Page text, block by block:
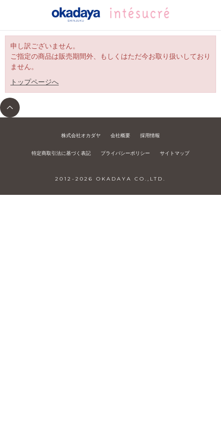
申し訳ございません。
ご指定の商品は販売期間外、もしくはただ今お取り扱いしており
ません。
トップページへ
株式会社オカダヤ 会社概要 採用情報
特定商取引法に基づく表記 プライバシーポリシー サイトマップ
2012- 2026 OKADAYA CO.,LTD.